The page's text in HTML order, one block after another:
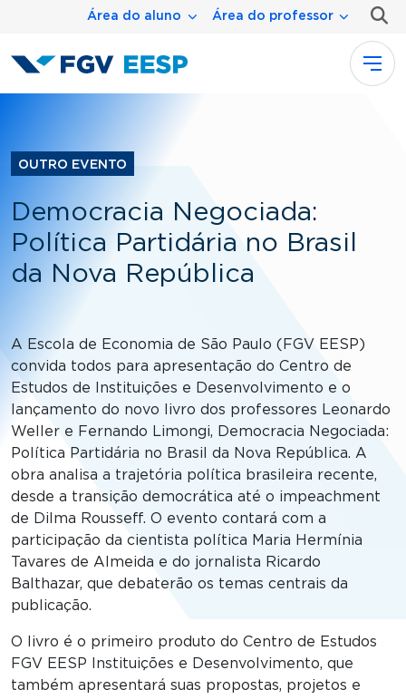
Pular para o conteúdo principal
Menu áreaÁrea do aluno Área do professor
OUTRO EVENTO
Democracia Negociada:
Política Partidária no Brasil
da Nova República
A Escola de Economia de São Paulo (FGV EESP)
convida todos para apresentação do Centro de
Estudos de Instituições e Desenvolvimento e o
lançamento do novo livro dos professores Leonardo
Weller e Fernando Limongi, Democracia Negociada:
Política Partidária no Brasil da Nova República. A
obra analisa a trajetória política brasileira recente,
desde a transição democrática até o impeachment
de Dilma Rousseff. O evento contará com a
participação da cientista política Maria Hermínia
Tavares de Almeida e do jornalista Ricardo
Balthazar, que debaterão os temas centrais da
publicação.
O livro é o primeiro produto do Centro de Estudos
FGV EESP Instituições e Desenvolvimento, que
também apresentará suas propostas, projetos e